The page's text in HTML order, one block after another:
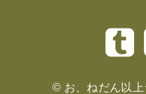
© お、ねだん以